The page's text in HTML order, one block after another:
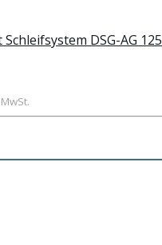
Schleifsystem DSG-AG 125